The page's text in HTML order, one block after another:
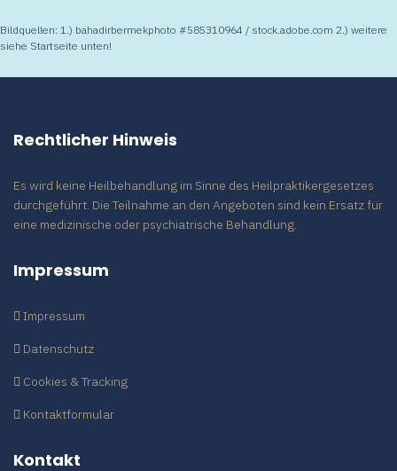
Bildquellen: 1.) bahadirbermekphoto #585310964 / stock.adobe.com 2.) weitere
siehe Startseite unten!
Rechtlicher Hinweis
Es wird keine Heilbehandlung im Sinne des Heilpraktikergesetzes
durchgeführt. Die Teilnahme an den Angeboten sind kein Ersatz für
eine medizinische oder psychiatrische Behandlung.
Impressum
Impressum
Datenschutz
Cookies & Tracking
Kontaktformular
Kontakt